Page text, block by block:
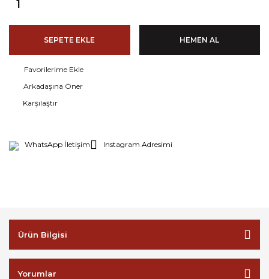
SEPETE EKLE HEMEN AL
Arkadaşına Öner
Karşılaştır
WhatsApp İletişim Instagram Adresimi
Ürün Bilgisi
Yorumlar